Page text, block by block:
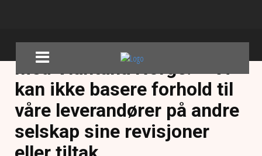
Mowi vil ennå ikke bryte
med Vlantana Norge: – Vi
kan ikke basere forhold til
våre leverandører på andre
selskap sine revisjoner